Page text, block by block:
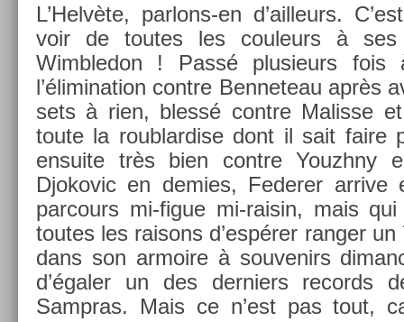
L’Helvète, parlons-en d’ail­leurs.
voir de toutes les co­uleurs à
Wimbledon ! Passé plusieurs
l’élimina­tion con­tre Be­nneteau après
sets à rien, blessé con­tre Mal­is­se
toute la roub­lard­ise dont il sait faire
en­suite très bien con­tre Youzhny
Djokovic en de­m­ies, Feder­er ar­rive
par­cours mi-figue mi-raisin, mais
toutes les raisons d’espérer rang­er
dans son ar­moire à souvenirs
d’égaler un des de­rni­ers re­cords
Sampras. Mais ce n’est pas tout,